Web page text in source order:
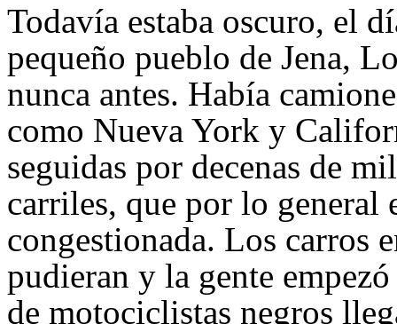
Todavía estaba oscuro, el
pequeño pueblo de Jena,
nunca antes. Había
como Nueva York y
seguidas por decenas de
carriles, que por lo general
congestionada. Los carros
pudieran y la gente
de motociclistas negros